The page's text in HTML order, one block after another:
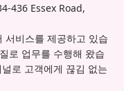
436 Essex Road,
비스를 제공하고 있습
로 업무를 수행해 왔습
로 고객에게 끊김 없는